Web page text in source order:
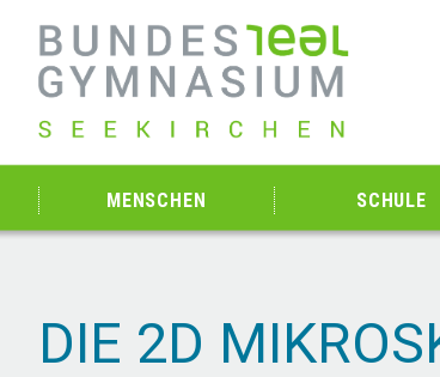
MENSCHEN SCHULE
DIE 2D